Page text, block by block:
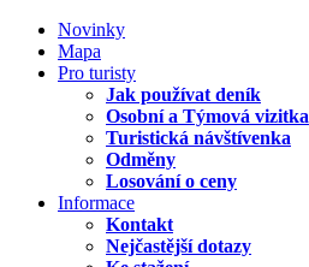
Novinky
Mapa
Pro turisty
Jak používat deník
Osobní a Týmová vizitka
Turistická návštívenka
Odměny
Losování o ceny
Informace
Kontakt
Nejčastější dotazy